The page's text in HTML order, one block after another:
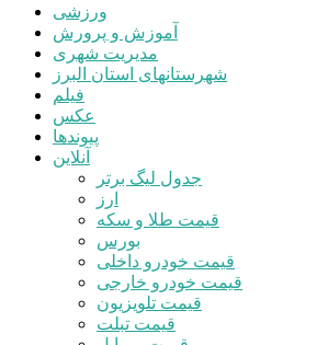
ورزشی
آموزش و پرورش
مدیریت شهری
شهرستانهای استان البرز
فیلم
عکس
پیوندها
آنلاین
جدول لیگ برتر
ارز
قیمت طلا و سکه
بورس
قیمت خودرو داخلی
قیمت خودرو خارجی
قیمت تلویزیون
قیمت تبلت